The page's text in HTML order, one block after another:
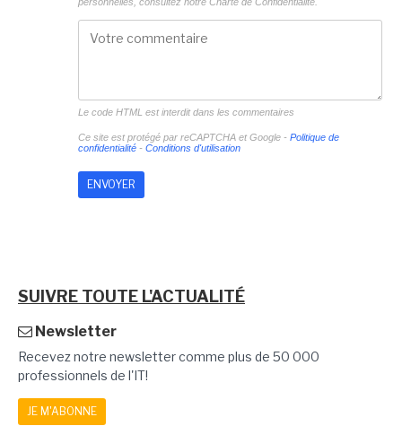
Le code HTML est interdit dans les commentaires
Ce site est protégé par reCAPTCHA et Google - Politique de
confidentialité- Conditions d'utilisation
SUIVRE TOUTE L'ACTUALITÉ
Newsletter
Recevez notre newsletter comme plus de 50 000
professionnels de l'IT!
JE M'ABONNE